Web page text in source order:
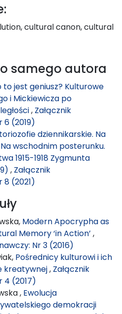
cultural canon, cultural
samego autora
to jest geniusz? Kulturowe
i Mickiewicza po
, Załącznik
6 (2019)
dziennikarskie. Na
wschodnim posterunku.
1915-1918 Zygmunta
, Załącznik
8 (2021)
Modern Apocrypha as
Memory ‘in Action’ ,
Nr 3 (2016)
Pośrednicy kulturowi i ich
kreatywnej, Załącznik
4 (2017)
, Ewolucja
demokracji